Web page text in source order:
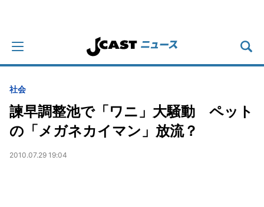
社会
諫早調整池で「ワニ」大騒動 ペット
の「メガネカイマン」放流？
2010.07.29 19:04